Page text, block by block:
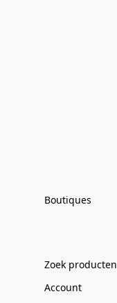
Boutiques
Zoek producten
Account